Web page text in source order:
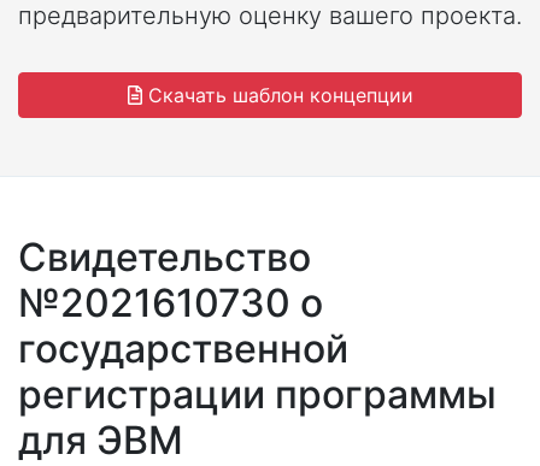
предварительную оценку вашего проекта.
Скачать шаблон концепции
Свидетельство
№2021610730 о
государственной
регистрации программы
для ЭВМ